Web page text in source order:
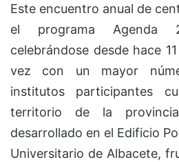
Este encuentro anual de
el programa Agenda
celebrándose desde hace
vez con un mayor
institutos participantes
territorio de la
desarrollado en el Edificio
Universitario de Albacete,